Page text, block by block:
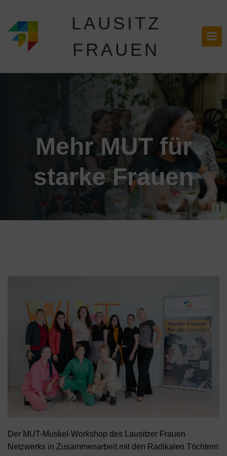
LAUSITZ
FRAUEN
Mehr MUT für
starke Frauen
Der MUT-Muskel-Workshop des Lausitzer Frauen
Netzwerks in Zusammenarbeit mit den Radikalen Töchtern